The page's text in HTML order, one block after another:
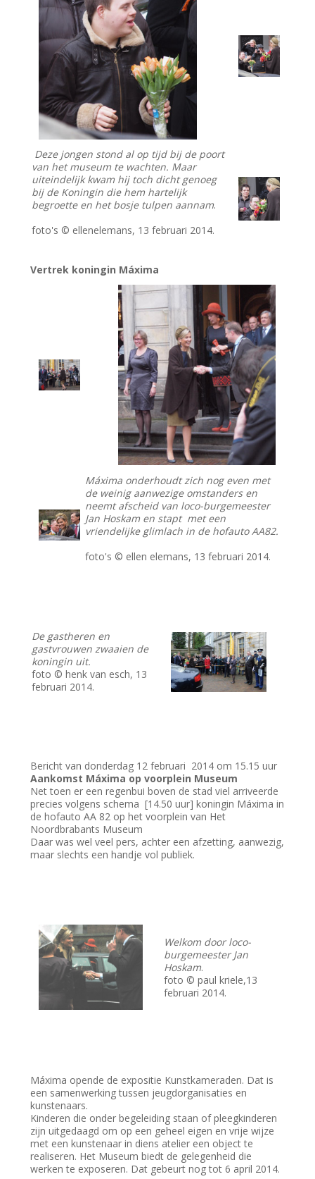
Deze jongen stond al op tijd bij de poort
van het museum te wachten. Maar
uiteindelijk kwam hij toch dicht genoeg
bij de Koningin die hem hartelijk
begroette en het bosje tulpen aannam.
foto's © ellenelemans, 13 februari 2014.
Vertrek koningin Máxima
Máxima onderhoudt zich nog even met
de weinig aanwezige omstanders en
neemt afscheid van loco-burgemeester
Jan Hoskam en stapt met een
vriendelijke glimlach in de hofauto AA82.
foto's © ellen elemans, 13 februari 2014.
De gastheren en
gastvrouwen zwaaien de
koningin uit.
foto © henk van esch, 13
februari 2014.
Bericht van donderdag 12 februari 2014 om 15.15 uur
Aankomst Máxima op voorplein Museum
Net toen er een regenbui boven de stad viel arriveerde
precies volgens schema [14.50 uur] koningin Máxima in
de hofauto AA 82 op het voorplein van Het
Noordbrabants Museum
Daar was wel veel pers, achter een afzetting, aanwezig,
maar slechts een handje vol publiek.
Welkom door loco-
burgemeester Jan
Hoskam.
foto © paul kriele,13
februari 2014.
Máxima opende de expositie Kunstkameraden. Dat is
een samenwerking tussen jeugdorganisaties en
kunstenaars.
Kinderen die onder begeleiding staan of pleegkinderen
zijn uitgedaagd om op een geheel eigen en vrije wijze
met een kunstenaar in diens atelier een object te
realiseren. Het Museum biedt de gelegenheid die
werken te exposeren. Dat gebeurt nog tot 6 april 2014.